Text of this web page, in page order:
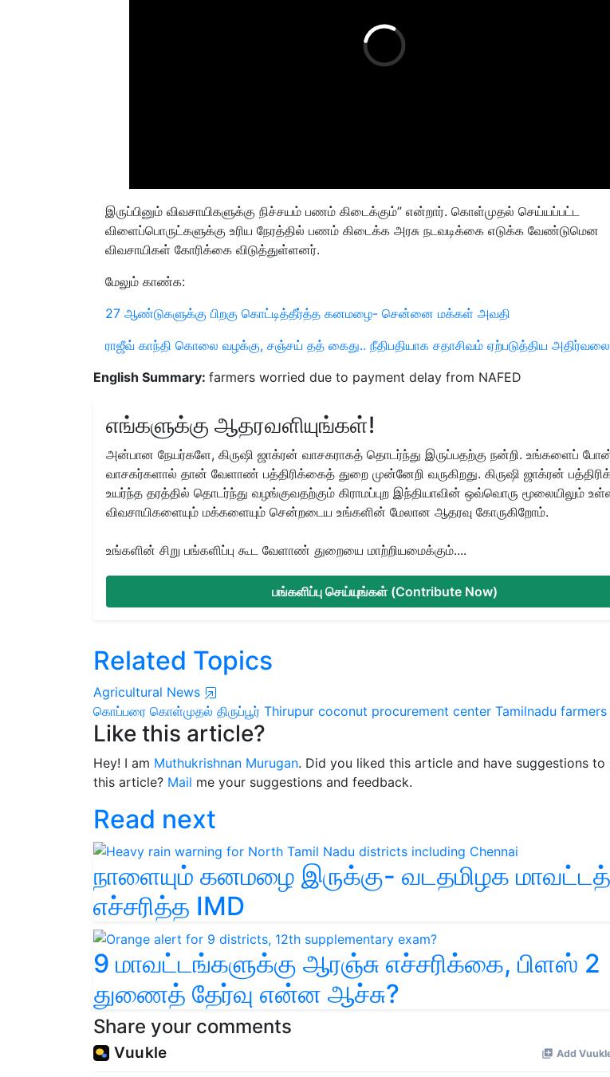
இருப்பினும் விவசாயிகளுக்கு நிச்சயம் பணம் கிடைக்கும்” என்றார். கொள்முதல் செய்யப்பட்ட
விளைப்பொருட்களுக்கு உரிய நேரத்தில் பணம் கிடைக்க அரசு நடவடிக்கை எடுக்க வேண்டுமென
விவசாயிகள் கோரிக்கை விடுத்துள்ளனர்.
மேலும் காண்க:
27 ஆண்டுகளுக்கு பிறகு கொட்டித்தீர்த்த கனமழை- சென்னை மக்கள் அவதி
ராஜீவ் காந்தி கொலை வழக்கு, சஞ்சய் தத் கைது.. நீதிபதியாக சதாசிவம் ஏற்படுத்திய
English Summary: farmers worried due to payment delay from NAFED
எங்களுக்கு ஆதரவளியுங்கள்!
அன்பான நேயர்களே, கிருஷி ஜாக்ரன் வாசகராகத் தொடர்ந்து இருப்பதற்கு நன்றி. உங்களைப்
வாசகர்களால் தான் வேளாண் பத்திரிக்கைத் துறை முன்னேறி வருகிறது. கிருஷி ஜாக்ரன்
உயர்ந்த தரத்தில் தொடர்ந்து வழங்குவதற்கும் கிராமப்புற இந்தியாவின் ஒவ்வொரு மூலையிலும்
விவசாயிகளையும் மக்களையும் சென்றடைய உங்களின் மேலான ஆதரவு கோருகிறோம்.
உங்களின் சிறு பங்களிப்பு கூட வேளாண் துறையை மாற்றியமைக்கும்....
பங்களிப்பு செய்யுங்கள் (Contribute Now)
Related Topics
Agricultural News
கொப்பரை கொள்முதல் திருப்பூர் Thirupur coconut procurement center Tamilnadu farmers
Like this article?
Hey! I am Muthukrishnan Murugan. Did you liked this article and have suggestions to
this article? Mail me your suggestions and feedback.
Read next
நாளையும் கனமழை இருக்கு- வடதமிழக
எச்சரித்த IMD
9 மாவட்டங்களுக்கு ஆரஞ்சு எச்சரிக்கை, பிளஸ் 2
துணைத் தேர்வு என்ன ஆச்சு?
Share your comments